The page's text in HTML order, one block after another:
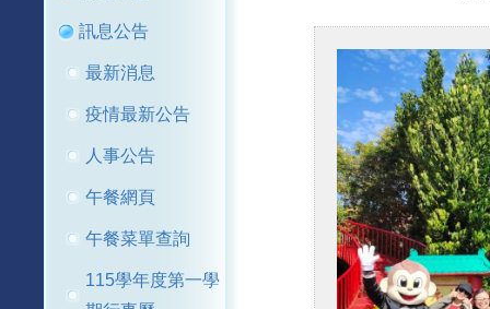
訊息公告
最新消息
疫情最新公告
人事公告
午餐網頁
午餐菜單查詢
115學年度第一學